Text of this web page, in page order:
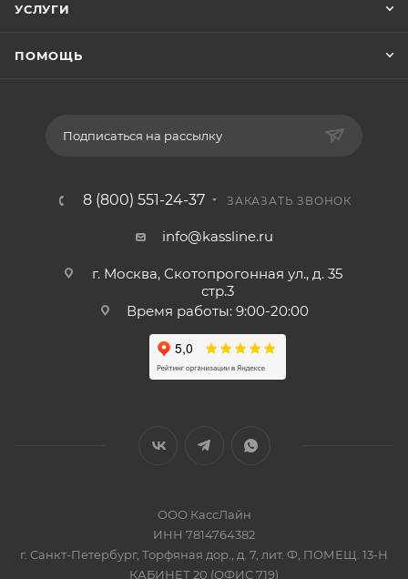
УСЛУГИ
ПОМОЩЬ
Подписаться на рассылку
8 (800) 551-24-37 ЗАКАЗАТЬ ЗВОНОК
info@kassline.ru
г. Москва, Скотопрогонная ул., д. 35
стр.3
Время работы: 9:00-20:00
ООО КассЛайн
ИНН 7814764382
г. Санкт-Петербург, Торфяная дор., д. 7, лит. Ф, ПОМЕЩ. 13-Н
КАБИНЕТ 20 (ОФИС 719)